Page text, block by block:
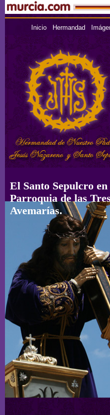
Inicio Hermandad
El Santo Sepulcro
Parroquia de las
Avemarías.